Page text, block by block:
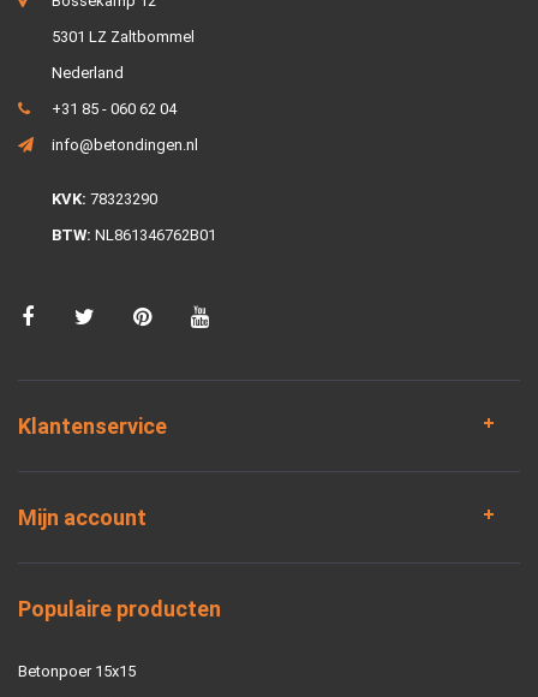
5301 LZ Zaltbommel
Nederland
+31 85 - 060 62 04
info@betondingen.nl
KVK: 78323290
BTW: NL861346762B01
Klantenservice
Mijn account
Populaire producten
Betonpoer 15x15